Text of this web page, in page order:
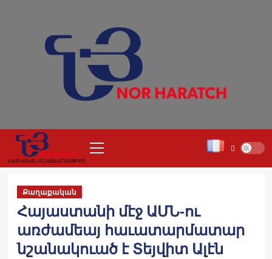
ՀԱՅԿԱԿԱՆ ԱՆԿԱԽ ԼՐԱՍՓԻՒՌ
Menu
Քաղաքական
Հայաստանի մէջ ԱՄՆ-ու
առժամեայ հաւատարմատար
նշանակուած է Տեյվիտ Ալէն